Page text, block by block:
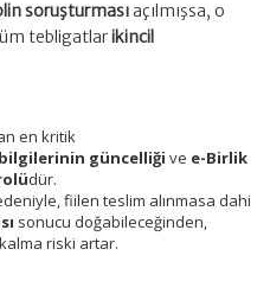
soruşturmasıaçılmışsa, o
tebligatlarikincil
en kritik
güncelliği ve e-Birlik
dür.
fiilen teslim alınmasa dahi
sonucu doğabileceğinden,
riski artar.